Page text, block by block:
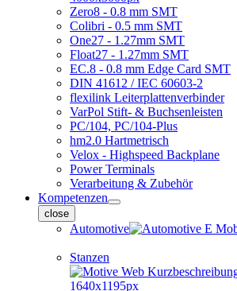
Zero8 - 0.8 mm SMT
Colibri - 0.5 mm SMT
One27 - 1.27mm SMT
Float27 - 1.27mm SMT
EC.8 - 0.8 mm Edge Card SMT
DIN 41612 / IEC 60603-2
flexilink Leiterplattenverbinder
VarPol Stift- & Buchsenleisten
PC/104, PC/104-Plus
hm2.0 Hartmetrisch
Velox - Highspeed Backplane
Power Terminals
Verarbeitung & Zubehör
Kompetenzen
close
Automotive
Stanzen